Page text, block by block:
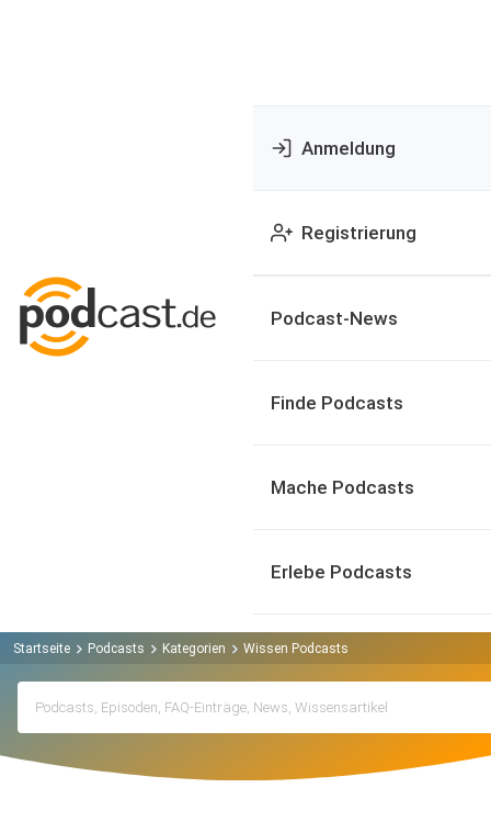
Anmeldung
Registrierung
Podcast-News
Finde Podcasts
Mache Podcasts
Erlebe Podcasts
Startseite Podcasts Kategorien Wissen Podcasts